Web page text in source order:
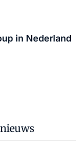
in Nederland